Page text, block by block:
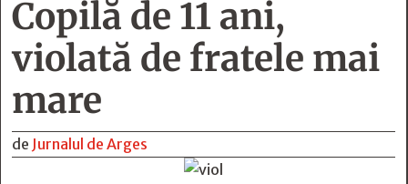
Copilă de 11 ani,
violată de fratele mai
mare
de Jurnalul de Arges